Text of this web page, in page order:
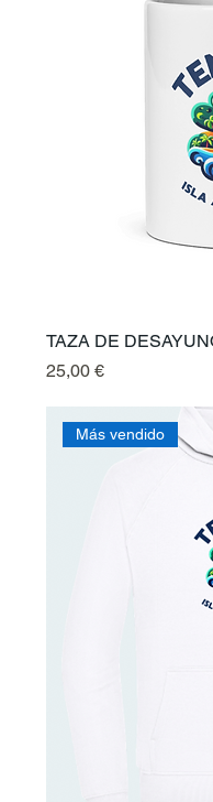
TAZA DE
Prix
25,00 €
Más vendido